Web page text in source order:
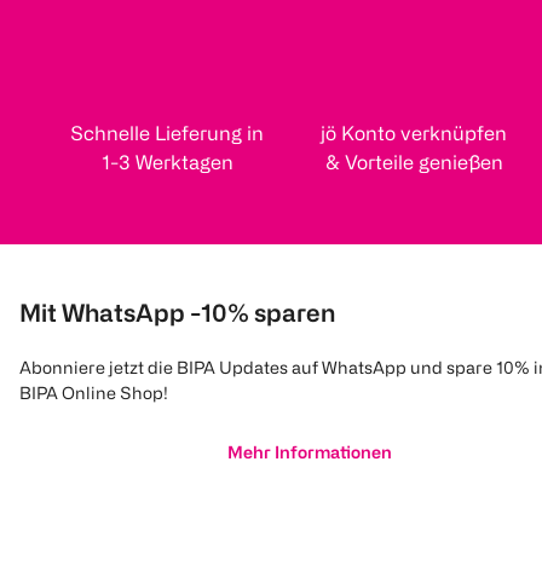
Schnelle Lieferung in
1-3 Werktagen
jö Konto verknüpfen
& Vorteile genießen
Mit WhatsApp -10% sparen
Abonniere jetzt die BIPA Updates auf WhatsApp und spare 10%
BIPA Online Shop!
Mehr Informationen